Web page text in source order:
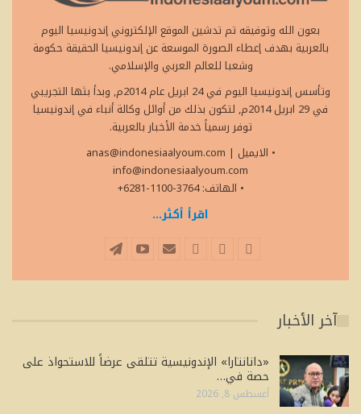
بعون الله وتوفيقه تم تدشين الموقع الإلكتروني إندونيسيا اليوم
بالعربية بهدف إعطاء الصورة الموسعة عن إندونيسيا الحقيقة حكومة
وشعبا للعالم العربي والإسلامي.
وتأسس إندونيسيا اليوم في 24 ابريل عام 2014م, وبدأ بثها التجريبي
في 29 ابريل 2014م, لتكون بذلك من أوائل وكالة أنباء في إندونيسيا
توفر رسمياً خدمة الأخبار بالعربية.
• الايميل
anas@indonesiaalyoum.com |
info@indonesiaalyoum.com
• الهاتف: 3764-1100-6281+
اقرأ أكثر...
آخر الأخبار
«دانانتارا» الإندونيسية تتلقى عرضاً للاستحواذ على
حصة في…
أغسطس 8, 2026